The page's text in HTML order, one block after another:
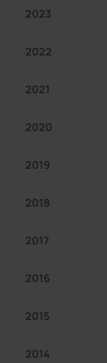
2023
2022
2021
2020
2019
2018
2017
2016
2015
2014